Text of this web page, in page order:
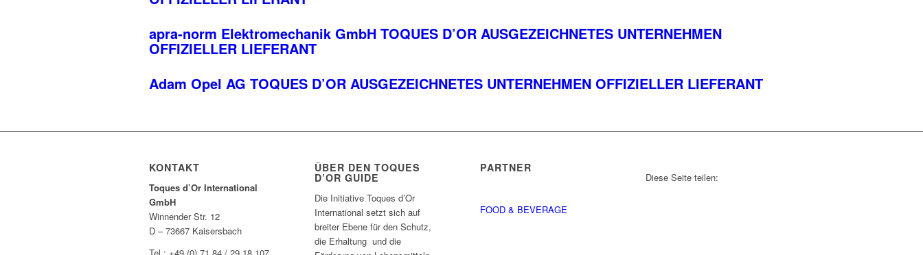
apra-norm Elektromechanik GmbH TOQUES D’OR AUSGEZEICHNETES UNTERNEHMEN
OFFIZIELLER LIEFERANT
Adam Opel AG TOQUES D’OR AUSGEZEICHNETES UNTERNEHMEN OFFIZIELLER LIEFERANT
KONTAKT
Toques d’Or International
GmbH
Winnender Str. 12
D – 73667 Kaisersbach
ÜBER DEN TOQUES
D’OR GUIDE
Die Initiative Toques d’Or
International setzt sich auf
breiter Ebene für den Schutz,
die Erhaltung und die
PARTNER
FOOD & BEVERAGE
Diese Seite teilen: